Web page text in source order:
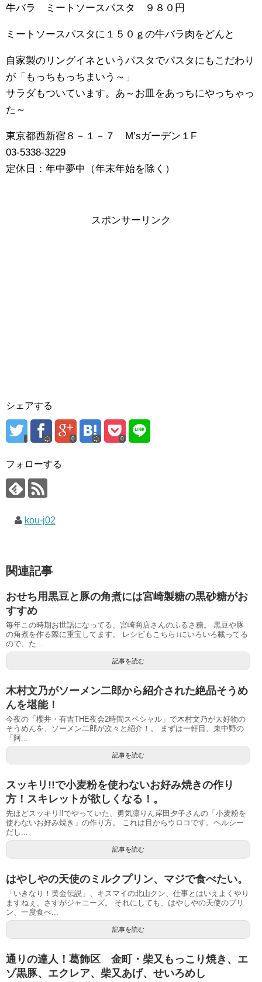
牛バラ ミートソースパスタ ９８０円
ミートソースパスタに１５０ｇの牛バラ肉をどんと
自家製のリングイネというパスタでパスタにもこだわり
が「もっちもっちまいう～」
サラダもついています。あ～お皿をあっちにやっちゃっ
た～
東京都西新宿８－１－７ M’sガーデン１F
03-5338-3229
定休日：年中夢中（年末年始を除く）
スポンサーリンク
シェアする
0 0
フォローする
kou-j02
関連記事
おせち用黒豆と豚の角煮には宮崎製糖の黒砂糖がお
すすめ
毎年この時期お世話になってる、宮崎商店さんのふるさ糖。 黒豆や豚
の角煮を作る際に重宝してます。 レシピもこちら↓にいろいろ載ってる
ので、た...
記事を読む
木村文乃がソーメン二郎から紹介された絶品そうめ
んを堪能！
今夜の「櫻井・有吉THE夜会2時間スペシャル」で木村文乃が大好物の
そうめんを、ソーメン二郎が次々と紹介！。 まずは一軒目、東中野の
「阿...
記事を読む
スッキリ!!で小麦粉を使わないお好み焼きの作り
方！スキレットが欲しくなる！。
先ほどスッキリ!!でやっていた、勇気凛りん岸田夕子さんの「小麦粉を
使わないお好み焼き」の作り方。 これは目からウロコです。ヘルシー
だし...
記事を読む
はやしやの天使のミルクプリン、マジで食べたい。
「いきなり！黄金伝説」、キスマイの北山クン、仕事とはいえよくやり
ますねぇ、さすがジャニーズ。 それにしても、はやしやの天使のプリ
ン、一度食べ...
記事を読む
通りの達人！葛飾区 金町・柴又もっこり焼き、エ
ゾ黒豚、エクレア、柴又あげ、せいろめし